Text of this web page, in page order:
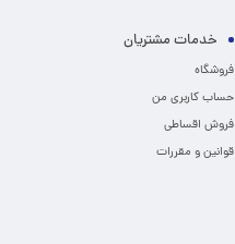
خدمات مشتریان
فروشگاه
حساب کاربری من
فروش اقساطی
قوانین و مقررات